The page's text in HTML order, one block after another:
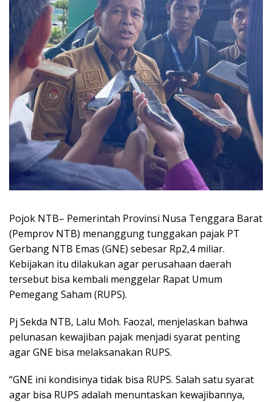
Pojok NTB– Pemerintah Provinsi Nusa Tenggara Barat
(Pemprov NTB) menanggung tunggakan pajak PT
Gerbang NTB Emas (GNE) sebesar Rp2,4 miliar.
Kebijakan itu dilakukan agar perusahaan daerah
tersebut bisa kembali menggelar Rapat Umum
Pemegang Saham (RUPS).
Pj Sekda NTB, Lalu Moh. Faozal, menjelaskan bahwa
pelunasan kewajiban pajak menjadi syarat penting
agar GNE bisa melaksanakan RUPS.
“GNE ini kondisinya tidak bisa RUPS. Salah satu syarat
agar bisa RUPS adalah menuntaskan kewajibannya,